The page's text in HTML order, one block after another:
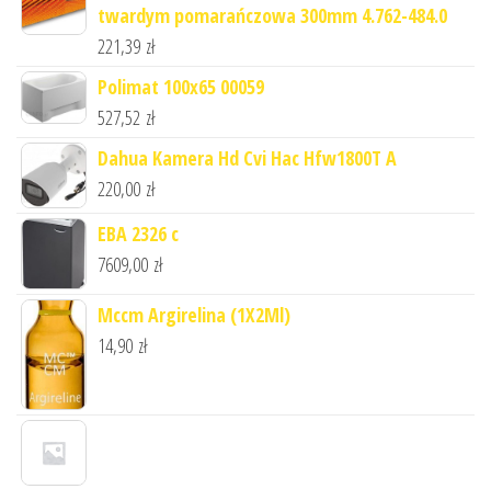
twardym pomarańczowa 300mm 4.762-484.0
221,39 zł
Polimat 100x65 00059
527,52 zł
Dahua Kamera Hd Cvi Hac Hfw1800T A
220,00 zł
EBA 2326 c
7609,00 zł
Mccm Argirelina (1X2Ml)
14,90 zł